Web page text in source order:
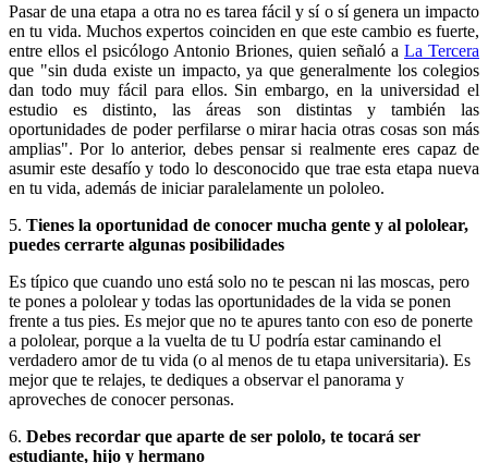
Pasar de una etapa a otra no es tarea fácil y sí o sí genera un impacto
en tu vida. Muchos expertos coinciden en que este cambio es fuerte,
entre ellos el psicólogo Antonio Briones, quien señaló a La Tercera
que "sin duda existe un impacto, ya que generalmente los colegios
dan todo muy fácil para ellos. Sin embargo, en la universidad el
estudio es distinto, las áreas son distintas y también las
oportunidades de poder perfilarse o mirar hacia otras cosas son más
amplias". Por lo anterior, debes pensar si realmente eres capaz de
asumir este desafío y todo lo desconocido que trae esta etapa nueva
en tu vida, además de iniciar paralelamente un pololeo.
5. Tienes la oportunidad de conocer mucha gente y al pololear,
puedes cerrarte algunas posibilidades
Es típico que cuando uno está solo no te pescan ni las moscas, pero
te pones a pololear y todas las oportunidades de la vida se ponen
frente a tus pies. Es mejor que no te apures tanto con eso de ponerte
a pololear, porque a la vuelta de tu U podría estar caminando el
verdadero amor de tu vida (o al menos de tu etapa universitaria). Es
mejor que te relajes, te dediques a observar el panorama y
aproveches de conocer personas.
6. Debes recordar que aparte de ser pololo, te tocará ser
estudiante, hijo y hermano